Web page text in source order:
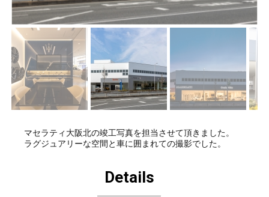
にUPし
ました
にUPし
まし
た。
マセラティ大阪北の竣工写真を担当させて頂きました。
ラグジュアリーな空間と車に囲まれての撮影でした。
Details